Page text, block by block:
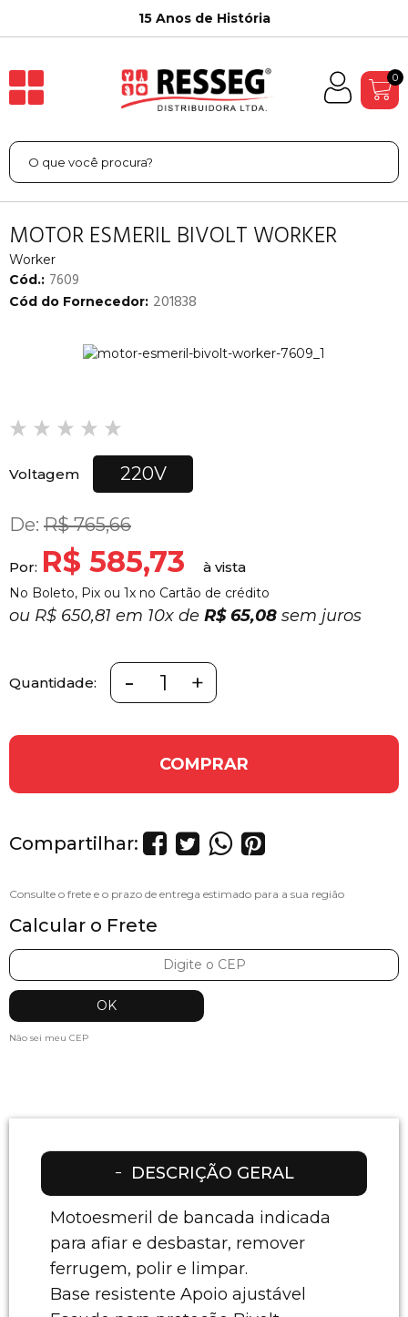
15 Anos de História
0
MOTOR ESMERIL BIVOLT WORKER
Worker
Cód.: 7609
Cód do Fornecedor: 201838
Voltagem 220V
De: R$ 765,66
Por: R$ 585,73
No Boleto, Pix ou 1x no Cartão de crédito
ou R$ 650,81 em 10x de R$ 65,08 sem juros
Quantidade: - +
COMPRAR
Compartilhar:
Calcular o Frete
Não sei meu CEP
DESCRIÇÃO GERAL
Motoesmeril de bancada indicada
para afiar e desbastar, remover
ferrugem, polir e limpar.
Base resistente Apoio ajustável